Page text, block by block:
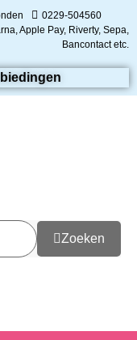
0229-504560
Apple Pay, Riverty, Sepa,
Bancontact etc.
Zoeken